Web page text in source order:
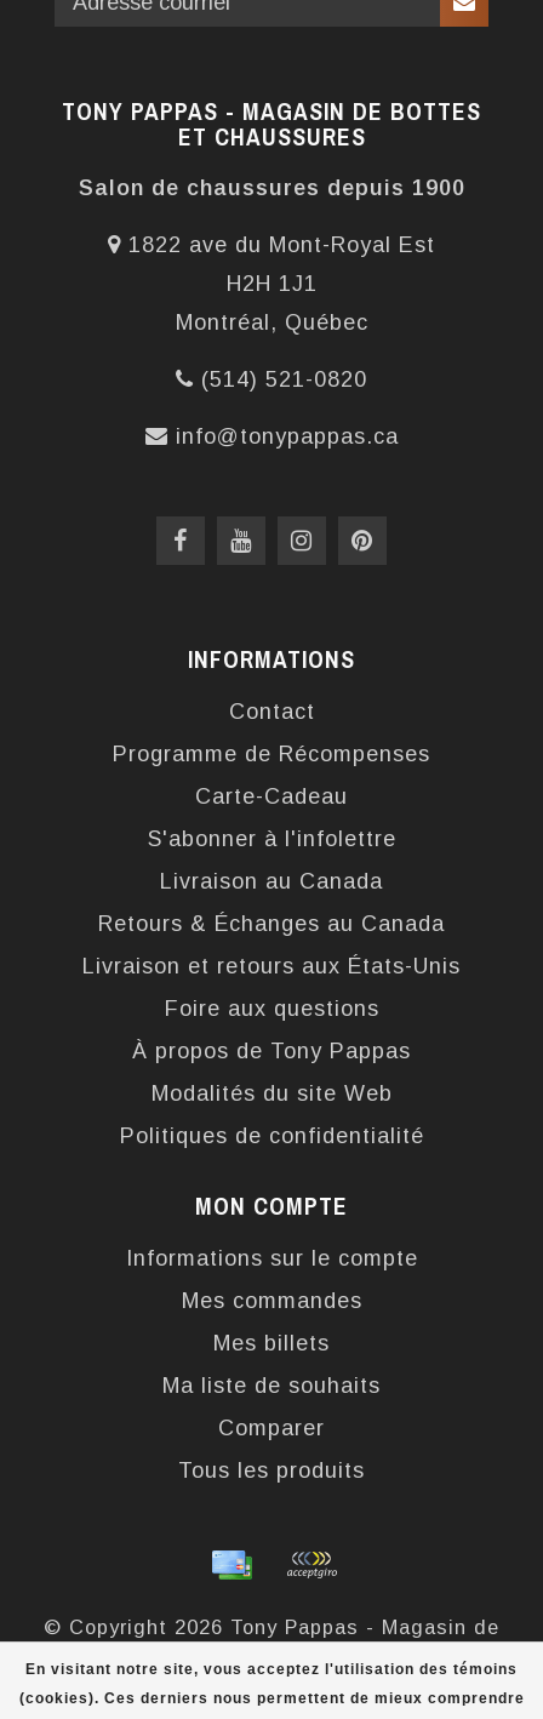
En visitant notre site, vous acceptez l'utilisation des témoins
(cookies). Ces derniers nous permettent de mieux comprendre
TONY PAPPAS - MAGASIN DE BOTTES
ET CHAUSSURES
Salon de chaussures depuis 1900
1822 ave du Mont-Royal Est
H2H 1J1
Montréal, Québec
(514) 521-0820
info@tonypappas.ca
INFORMATIONS
Contact
Programme de Récompenses
Carte-Cadeau
S'abonner à l'infolettre
Livraison au Canada
Retours & Échanges au Canada
Livraison et retours aux États-Unis
Foire aux questions
À propos de Tony Pappas
Modalités du site Web
Politiques de confidentialité
MON COMPTE
Informations sur le compte
Mes commandes
Mes billets
Ma liste de souhaits
Comparer
Tous les produits
© Copyright 2026 Tony Pappas - Magasin de
bottes et chaussures - Powered byLightspeed-
Theme byDyvelopment